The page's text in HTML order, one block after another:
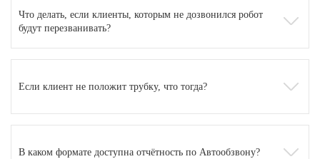
Что делать, если клиенты, которым не дозвонился робот
будут перезванивать?
Если клиент не положит трубку, что тогда?
В каком формате доступна отчётность по Автообзвону?